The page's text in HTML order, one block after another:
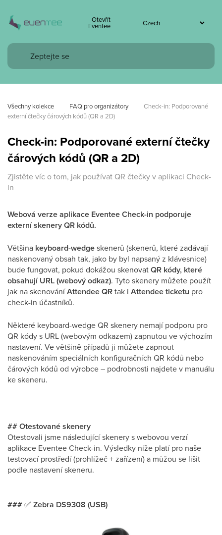
Otevřít
Eventee
Všechny kolekce FAQ pro organizátory
Check-in: Podporované
externí čtečky čárových kódů (QR a 2D)
Check-in: Podporované externí čtečky
čárových kódů (QR a 2D)
Zjistěte víc o tom, jak používat QR čtečky v aplikaci Check-
in
Webová verze aplikace Eventee Check-in podporuje
externí skenery QR kódů.
Většina keyboard-wedgeskenerů (skenerů, které zadávají
naskenovaný obsah tak, jako by byl napsaný z klávesnice)
bude fungovat, pokud dokážou skenovatQR kódy, které
obsahují URL (webový odkaz). Tyto skenery můžete použít
jak na skenováníAttendee QRtak i Attendee ticketu pro
check-in účastníků.
Některé keyboard-wedge QR skenery nemají podporu pro
QR kódy s URL (webovým odkazem) zapnutou ve výchozím
nastavení. Ve většině případů ji můžete zapnout
naskenováním speciálních konfiguračních QR kódů nebo
čárových kódů od výrobce – podrobnosti najdete v manuálu
ke skeneru.
## Otestované skenery
Otestovali jsme následující skenery s webovou verzí
aplikace Eventee Check-in. Výsledky níže platí pro naše
testovací prostředí (prohlížeč + zařízení) a můžou se lišit
podle nastavení skeneru.
###✅ Zebra DS9308 (USB)